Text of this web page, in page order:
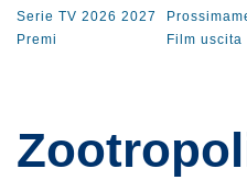
Serie TV 2026 2027
Premi
Film uscita